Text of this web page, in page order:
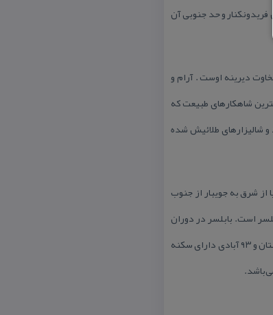
غربی آن فریدونكنار و حد جنوبی آن
دیرینه اوست . آرام و
شاهكارهای طبیعت كه
شالیزارهای طلائیش شده
به دریا از شرق به جویبار از جنوب
است. بابلسر در دوران
گذشته به عنوان بخش نمونه مطرح بود و در سال ۱۳۶۸ به فرمانداری ارتقاء یافت. این شهرستان دارای ۴ مركز شهری، ۴ بخش ، ۸ دهستان و ۹۳ آبادی دارای سكنه